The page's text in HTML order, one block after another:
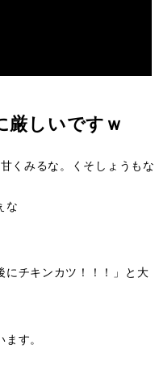
厳しいですｗ
くみるな。くそしょうもな
な
にチキンカツ！！！」と大
す。